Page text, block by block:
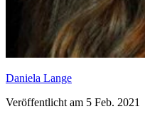
Daniela Lange
Veröffentlicht am 5 Feb. 2021